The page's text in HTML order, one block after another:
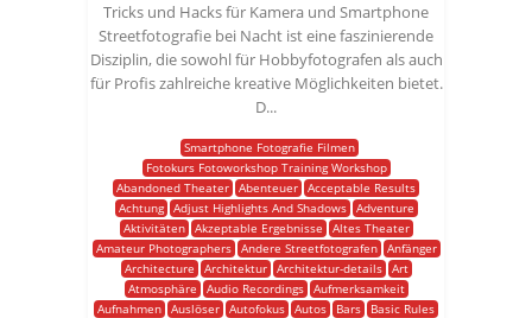
Tricks und Hacks für Kamera und Smartphone
Streetfotografie bei Nacht ist eine faszinierende
Disziplin, die sowohl für Hobbyfotografen als auch
für Profis zahlreiche kreative Möglichkeiten bietet.
D...
Smartphone Fotografie Filmen
Fotokurs Fotoworkshop Training Workshop
Abandoned Theater Abenteuer Acceptable Results
Achtung
Adjust Highlights And Shadows
Adventure
Aktivitäten
Akzeptable Ergebnisse
Altes Theater
Amateur Photographers
Andere Streetfotografen
Anfänger
Architecture
Architektur Architektur-details
Art
Atmosphäre
Audio Recordings
Aufmerksamkeit
Aufnahmen Auslöser Autofokus Autos Bars
Basic Rules